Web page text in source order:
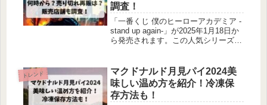
調査！
「一番くじ 僕のヒーローアカデミア -
stand up again-」が2025年1月18日か
ら発売されます。この人気シリーズの
況、再販の可能性、そして取扱店舗に
ついて詳しく見ていきましょう。
トレンド
マクドナルド月見パイ2024美
味しい温め方を紹介！冷凍保
存方法も！